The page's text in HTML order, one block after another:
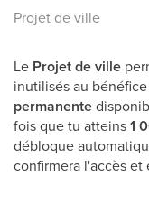
Projet de ville
Le Projet de ville
inutilisés au
permanente
fois que tu atteins1
débloque
confirmera l'accès et